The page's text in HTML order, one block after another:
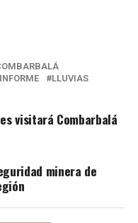
LLUVIAS
visitará Combarbalá
minera de